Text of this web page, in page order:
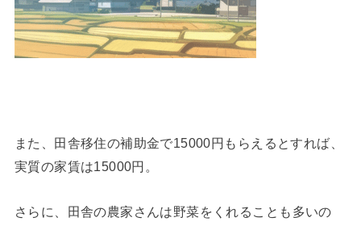
また、田舎移住の補助金で15000円もらえるとすれば、
実質の家賃は15000円。
さらに、田舎の農家さんは野菜をくれることも多いの